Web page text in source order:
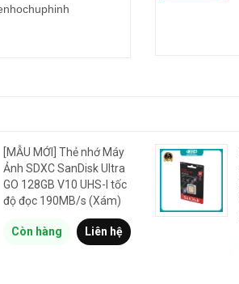
[MẪU MỚI] Thẻ nhớ Máy
Ảnh SDXC SanDisk Ultra
GO 128GB V10 UHS-I tốc
độ đọc 190MB/s (Xám)
Còn hàng Liên hệ